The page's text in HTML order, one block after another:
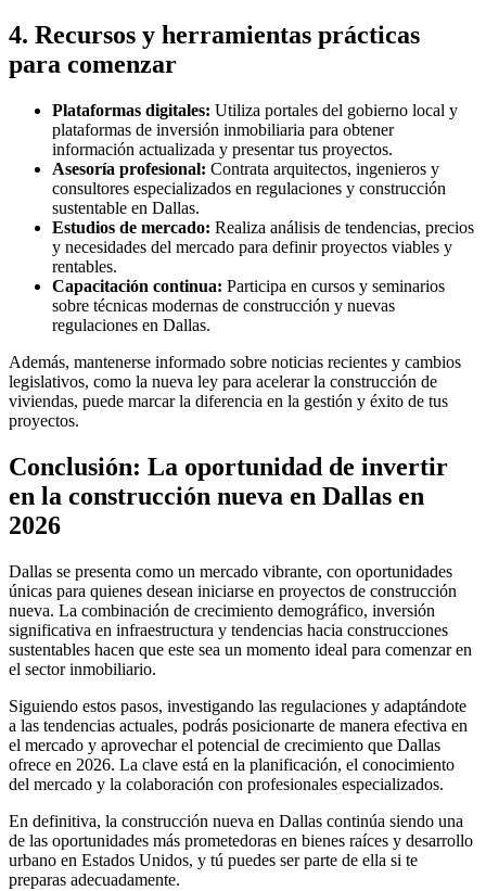
4. Recursos y herramientas prácticas
para comenzar
Plataformas digitales: Utiliza portales del gobierno local y
plataformas de inversión inmobiliaria para obtener
información actualizada y presentar tus proyectos.
Asesoría profesional: Contrata arquitectos, ingenieros y
consultores especializados en regulaciones y construcción
sustentable en Dallas.
Estudios de mercado: Realiza análisis de tendencias, precios
y necesidades del mercado para definir proyectos viables y
rentables.
Capacitación continua: Participa en cursos y seminarios
sobre técnicas modernas de construcción y nuevas
regulaciones en Dallas.
Además, mantenerse informado sobre noticias recientes y cambios
legislativos, como la nueva ley para acelerar la construcción de
viviendas, puede marcar la diferencia en la gestión y éxito de tus
proyectos.
Conclusión: La oportunidad de invertir
en la construcción nueva en Dallas en
2026
Dallas se presenta como un mercado vibrante, con oportunidades
únicas para quienes desean iniciarse en proyectos de construcción
nueva. La combinación de crecimiento demográfico, inversión
significativa en infraestructura y tendencias hacia construcciones
sustentables hacen que este sea un momento ideal para comenzar en
el sector inmobiliario.
Siguiendo estos pasos, investigando las regulaciones y adaptándote
a las tendencias actuales, podrás posicionarte de manera efectiva en
el mercado y aprovechar el potencial de crecimiento que Dallas
ofrece en 2026. La clave está en la planificación, el conocimiento
del mercado y la colaboración con profesionales especializados.
En definitiva, la construcción nueva en Dallas continúa siendo una
de las oportunidades más prometedoras en bienes raíces y desarrollo
urbano en Estados Unidos, y tú puedes ser parte de ella si te
preparas adecuadamente.